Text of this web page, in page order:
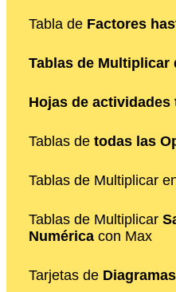
Tabla de Factores
Tablas de Multiplicar
Hojas de
Tablas de todas las
Tablas de Multiplicar
Tablas de Multiplicar
Numérica con Max
Tarjetas de